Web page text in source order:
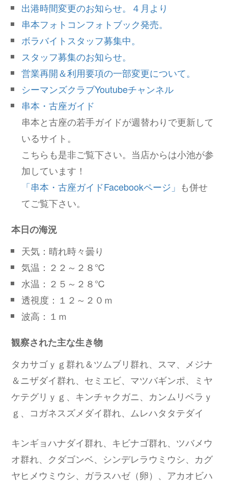
出港時間変更のお知らせ。４月より
串本フォトコンフォトブック発売。
ボラバイトスタッフ募集中。
スタッフ募集のお知らせ。
営業再開＆利用要項の一部変更について。
シーマンズクラブYoutubeチャンネル
串本・古座ガイド
串本と古座の若手ガイドが週替わりで更新して
いるサイト。
こちらも是非ご覧下さい。当店からは小池が参
加しています！
「串本・古座ガイドFacebookページ」 も併せ
てご覧下さい。
本日の海況
天気：晴れ時々曇り
気温：２２～２８℃
水温：２５～２８℃
透視度：１２～２０ｍ
波高：１ｍ
観察された主な生き物
タカサゴｙｇ群れ＆ツムブリ群れ、スマ、メジナ
＆ニザダイ群れ、セミエビ、マツバギンポ、ミヤ
ケテグリｙｇ、キンチャクガニ、カンムリベラｙ
ｇ、コガネスズメダイ群れ、ムレハタタテダイ
キンギョハナダイ群れ、キビナゴ群れ、ツバメウ
オ群れ、クダゴンベ、シンデレラウミウシ、カグ
ヤヒメウミウシ、ガラスハゼ（卵）、アカオビハ